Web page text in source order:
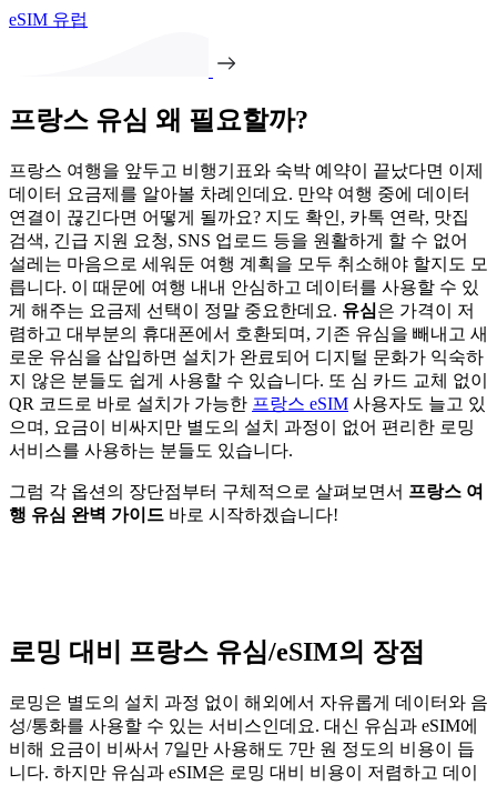
eSIM 유럽
프랑스 유심 왜 필요할까?
프랑스 여행을 앞두고 비행기표와 숙박 예약이 끝났다면 이제
데이터 요금제를 알아볼 차례인데요. 만약 여행 중에 데이터
연결이 끊긴다면 어떻게 될까요? 지도 확인, 카톡 연락, 맛집
검색, 긴급 지원 요청, SNS 업로드 등을 원활하게 할 수 없어
설레는 마음으로 세워둔 여행 계획을 모두 취소해야 할지도 모
릅니다. 이 때문에 여행 내내 안심하고 데이터를 사용할 수 있
게 해주는 요금제 선택이 정말 중요한데요. 유심은 가격이 저
렴하고 대부분의 휴대폰에서 호환되며, 기존 유심을 빼내고 새
로운 유심을 삽입하면 설치가 완료되어 디지털 문화가 익숙하
지 않은 분들도 쉽게 사용할 수 있습니다. 또 심 카드 교체 없이
QR 코드로 바로 설치가 가능한 프랑스 eSIM 사용자도 늘고 있
으며, 요금이 비싸지만 별도의 설치 과정이 없어 편리한 로밍
서비스를 사용하는 분들도 있습니다.
그럼 각 옵션의 장단점부터 구체적으로 살펴보면서 프랑스 여
행 유심 완벽 가이드 바로 시작하겠습니다!
로밍 대비 프랑스 유심/eSIM의 장점
로밍은 별도의 설치 과정 없이 해외에서 자유롭게 데이터와 음
성/통화를 사용할 수 있는 서비스인데요. 대신 유심과 eSIM에
비해 요금이 비싸서 7일만 사용해도 7만 원 정도의 비용이 듭
니다. 하지만 유심과 eSIM은 로밍 대비 비용이 저렴하고 데이